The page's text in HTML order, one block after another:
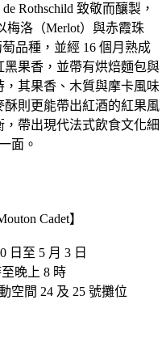
Rothschild 致敬而釀製，
梅洛（Merlot）與赤霞珠
萄品種，並經 16 個月熟成
黑果香，並帶有烘焙麵包與
其果香、木質與摩卡風味
則更能帶出紅酒的紅果風
帶出現代法式飲食文化細
面。
Cadet】
日至 5 月 3 日
晚上 8 時
空間 24 及 25 號攤位